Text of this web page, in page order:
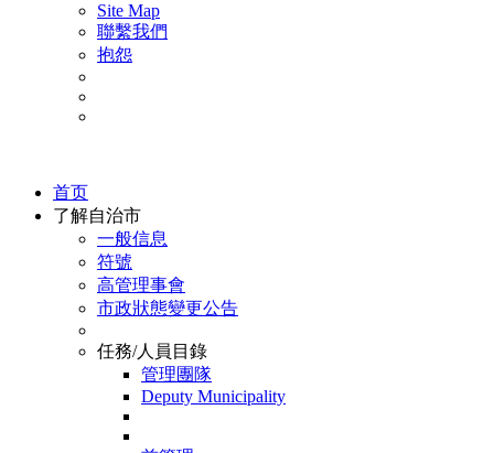
Site Map
聯繫我們
抱怨
首页
了解自治市
一般信息
符號
高管理事會
市政狀態變更公告
任務/人員目錄
管理團隊
Deputy Municipality